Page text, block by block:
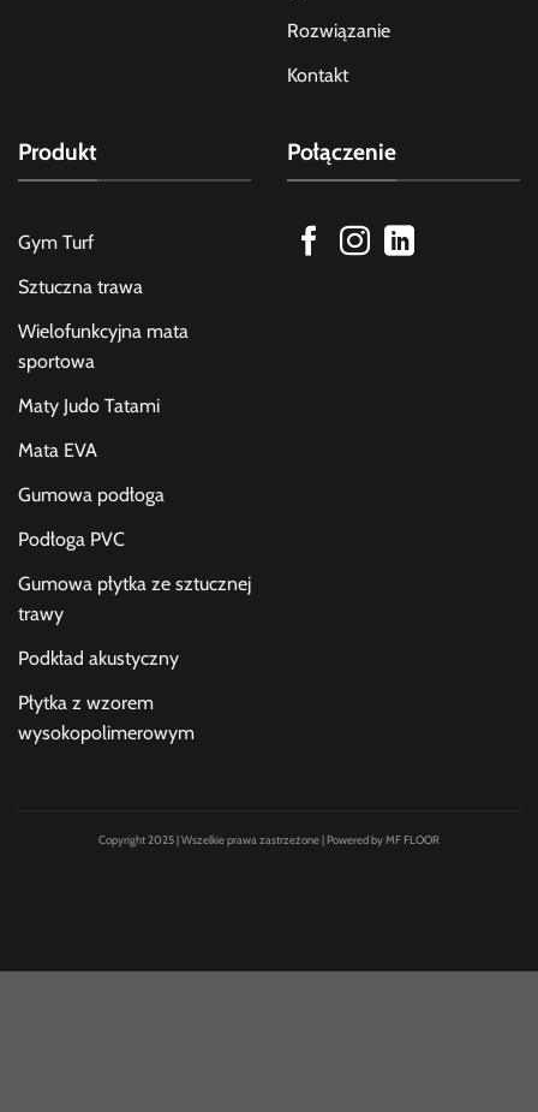
Rozwiązanie
Kontakt
Produkt
Gym Turf
Sztuczna trawa
Wielofunkcyjna mata
sportowa
Maty Judo Tatami
Mata EVA
Gumowa podłoga
Podłoga PVC
Gumowa płytka ze sztucznej
trawy
Podkład akustyczny
Płytka z wzorem
wysokopolimerowym
Połączenie
Copyright 2025 | Wszelkie prawa zastrzeżone | Powered by MF FLOOR